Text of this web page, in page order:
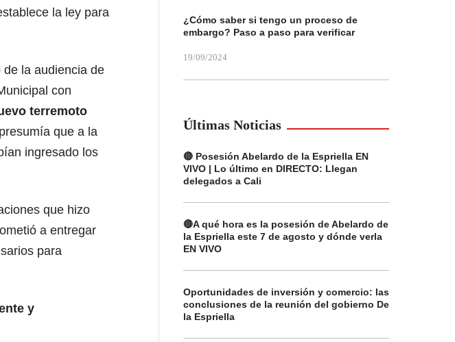
la ley para
la audiencia de
con
terremoto
que a la
ingresado los
que hizo
a entregar
para
y
¿Cómo saber si tengo un proceso de
embargo? Paso a paso para verificar
19/09/2024
Últimas Noticias
🔴 Posesión Abelardo de la Espriella EN
VIVO | Lo último en DIRECTO: Llegan
delegados a Cali
🔴A qué hora es la posesión de Abelardo de
la Espriella este 7 de agosto y dónde verla
EN VIVO
Oportunidades de inversión y comercio: las
conclusiones de la reunión del gobierno De
la Espriella